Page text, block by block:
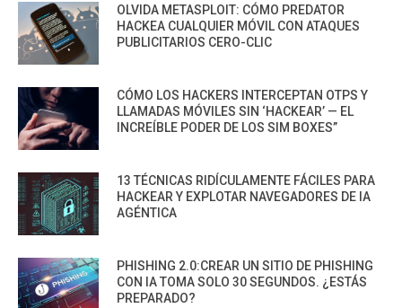
OLVIDA METASPLOIT: CÓMO PREDATOR
HACKEA CUALQUIER MÓVIL CON ATAQUES
PUBLICITARIOS CERO-CLIC
CÓMO LOS HACKERS INTERCEPTAN OTPS Y
LLAMADAS MÓVILES SIN ‘HACKEAR’ — EL
INCREÍBLE PODER DE LOS SIM BOXES”
13 TÉCNICAS RIDÍCULAMENTE FÁCILES PARA
HACKEAR Y EXPLOTAR NAVEGADORES DE IA
AGÉNTICA
PHISHING 2.0:CREAR UN SITIO DE PHISHING
CON IA TOMA SOLO 30 SEGUNDOS. ¿ESTÁS
PREPARADO?